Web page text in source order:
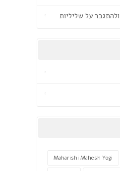
על שליליות
Maharishi Mahesh Yogi